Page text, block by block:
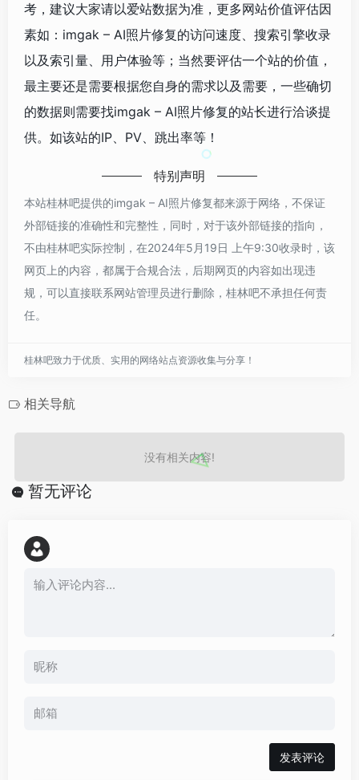
考，建议大家请以爱站数据为准，更多网站价值评估因
素如：imgak – AI照片修复的访问速度、搜索引擎收录
以及索引量、用户体验等；当然要评估一个站的价值，
最主要还是需要根据您自身的需求以及需要，一些确切
的数据则需要找imgak – AI照片修复的站长进行洽谈提
供。如该站的IP、PV、跳出率等！
特别声明
本站桂林吧提供的imgak – AI照片修复都来源于网络，不保证
外部链接的准确性和完整性，同时，对于该外部链接的指向，
不由桂林吧实际控制，在2024年5月19日 上午9:30收录时，该
网页上的内容，都属于合规合法，后期网页的内容如出现违
规，可以直接联系网站管理员进行删除，桂林吧不承担任何责
任。
桂林吧致力于优质、实用的网络站点资源收集与分享！
相关导航
没有相关内容!
暂无评论
发表评论